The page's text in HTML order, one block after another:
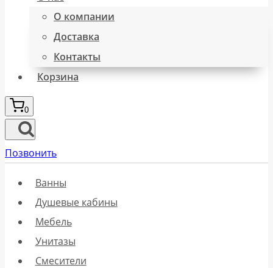
О компании
Доставка
Контакты
Корзина
0
Позвонить
Ванны
Душевые кабины
Мебель
Унитазы
Смесители